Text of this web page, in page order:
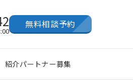
無料相談予約
紹介パートナー募集